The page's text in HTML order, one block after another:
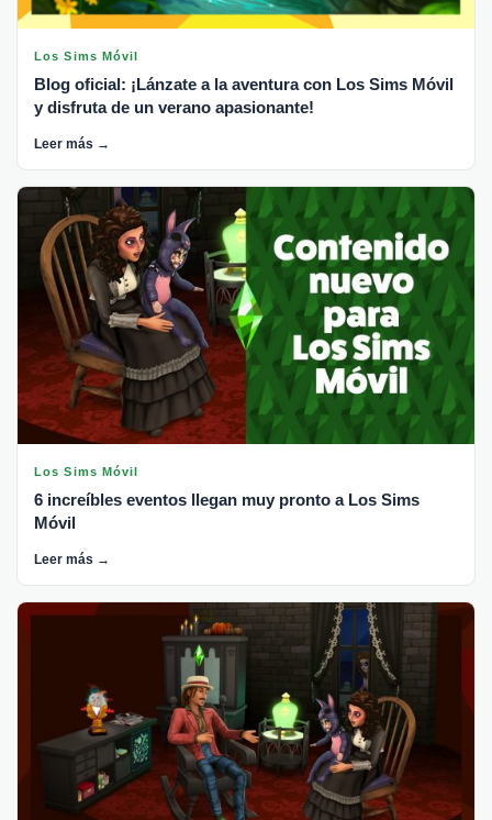
Los Sims Móvil
Blog oficial: ¡Lánzate a la aventura con Los Sims Móvil
y disfruta de un verano apasionante!
Leer más →
Los Sims Móvil
6 increíbles eventos llegan muy pronto a Los Sims
Móvil
Leer más →